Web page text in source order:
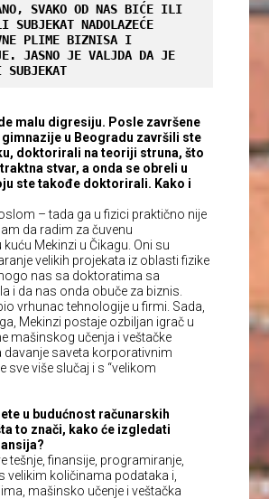
SVAKO OD NAS BIĆE ILI
SUBJEKAT NADOLAZEĆE
PLIME BIZNISA I
JASNO JE VALJDA DA JE
malu digresiju. Posle završene
u Beogradu završili ste
doktorirali na teoriji struna, što
stvar, a onda se obreli u
ste takođe doktorirali. Kako i
– tada ga u fizici praktično nije
da radim za čuvenu
Mekinzi u Čikagu. Oni su
velikih projekata iz oblasti fizike
nas sa doktoratima sa
i da nas onda obuče za biznis.
vrhunac tehnologije u firmi. Sada,
Mekinzi postaje ozbiljan igrač u
mašinskog učenja i veštačke
davanje saveta korporativnim
sve više slučaj i s “velikom
u budućnost računarskih
to znači, kako će izgledati
tešnje, finansije, programiranje,
velikim količinama podataka i,
mašinsko učenje i veštačka